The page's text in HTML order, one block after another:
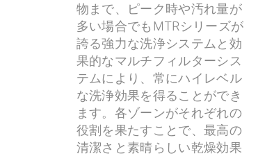
物まで、ピーク時や汚れ量が
多い場合でもMTRシリーズが
誇る強力な洗浄システムと効
果的なマルチフィルターシス
テムにより、常にハイレベル
な洗浄効果を得ることができ
ます。各ゾーンがそれぞれの
役割を果たすことで、最高の
清潔さと素晴らしい乾燥効果